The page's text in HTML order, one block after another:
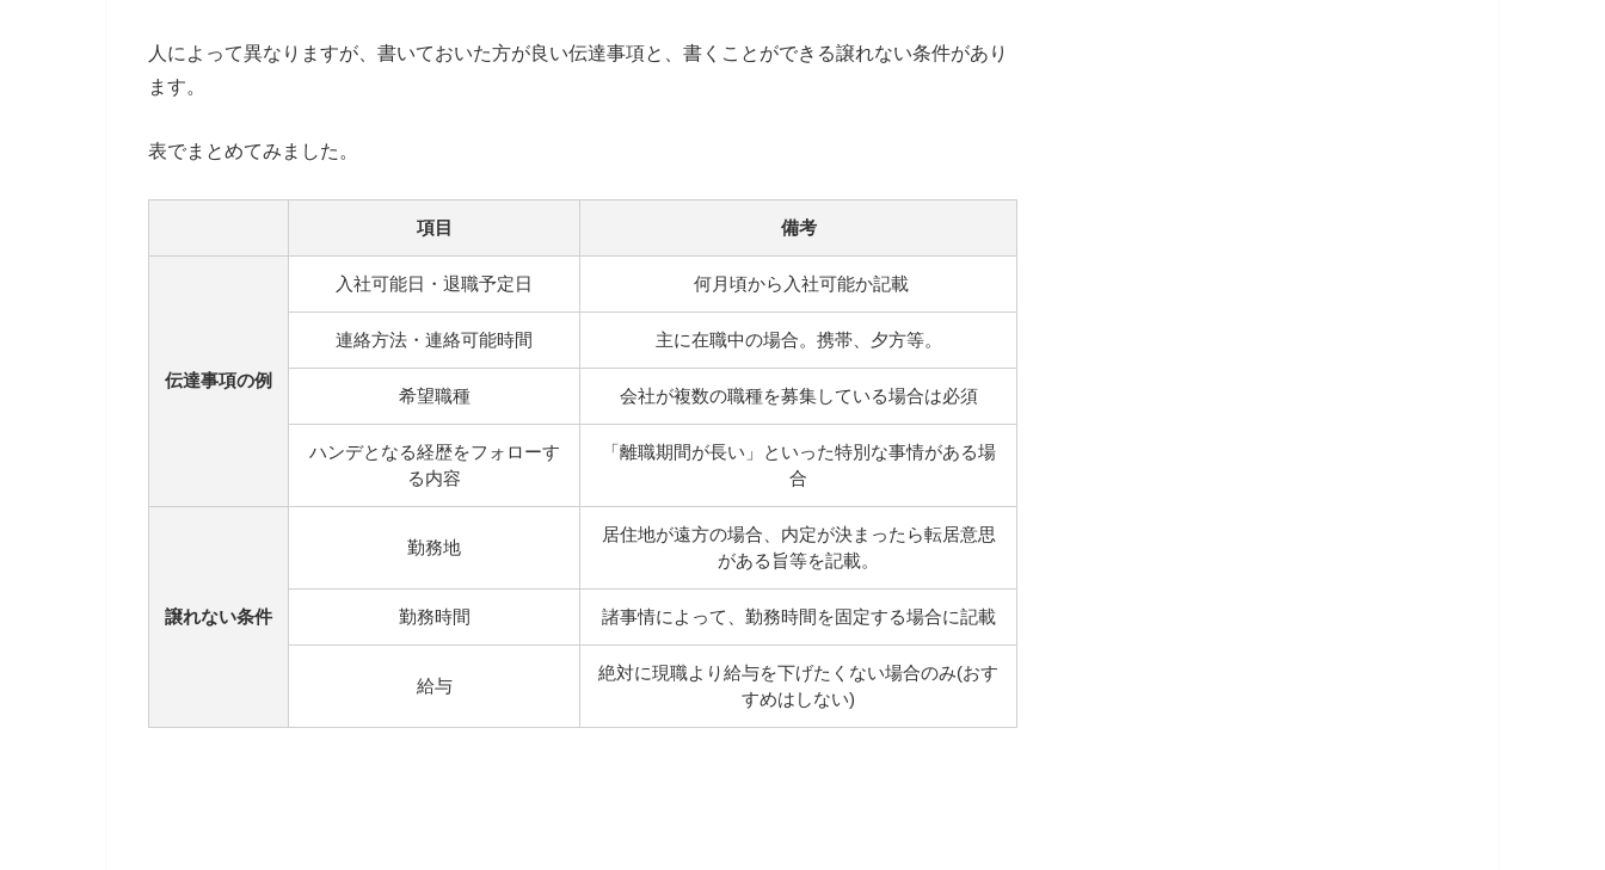
人によって異なりますが、書いておいた方が良い伝達事項と、書くことができる譲れない条件があり
ます。
表でまとめてみました。
項目 備考
伝達事項の例
入社可能日・退職予定日 何月頃から入社可能か記載
連絡方法・連絡可能時間 主に在職中の場合。携帯、夕方等。
希望職種 会社が複数の職種を募集している場合は必須
ハンデとなる経歴をフォローす
る内容
「離職期間が長い」といった特別な事情がある場
合
譲れない条件
勤務地
居住地が遠方の場合、内定が決まったら転居意思
がある旨等を記載。
勤務時間 諸事情によって、勤務時間を固定する場合に記載
給与
絶対に現職より給与を下げたくない場合のみ(おす
すめはしない)